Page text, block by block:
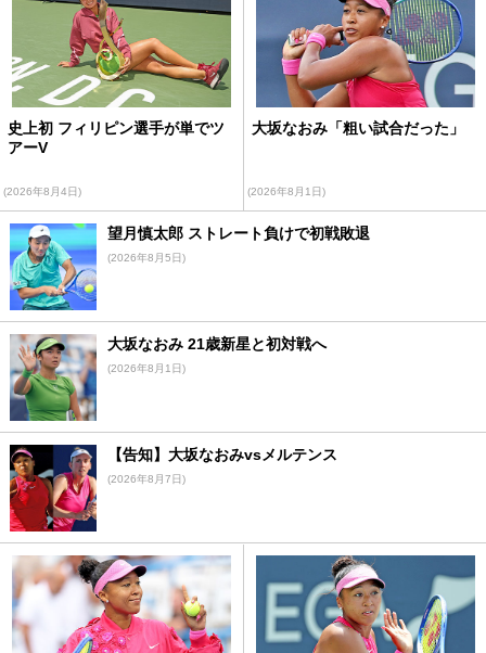
史上初 フィリピン選手が単でツ
アーV
(2026年8月4日)
大坂なおみ「粗い試合だった」
(2026年8月1日)
望月慎太郎 ストレート負けで初戦敗退
(2026年8月5日)
大坂なおみ 21歳新星と初対戦へ
(2026年8月1日)
【告知】大坂なおみvsメルテンス
(2026年8月7日)